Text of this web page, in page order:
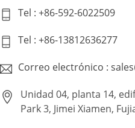
Tel : +86-592-6022509
Tel : +86-13812636277
Correo electrónico :
Unidad 04, planta 14,
Park 3, Jimei Xiamen,